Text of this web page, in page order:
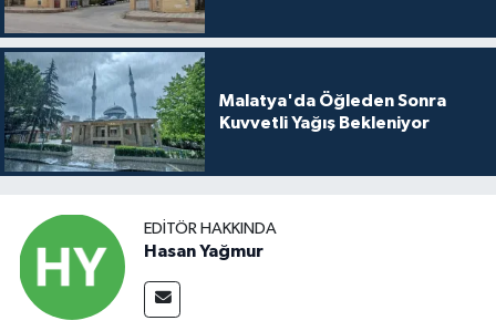
Malatya'da Öğleden Sonra
Kuvvetli Yağış Bekleniyor
EDITÖR HAKKINDA
Hasan Yağmur